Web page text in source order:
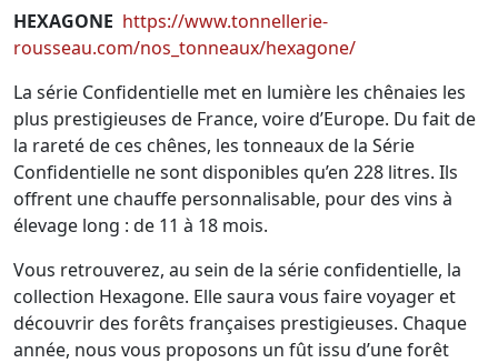
HEXAGONE https://www.tonnellerie-
rousseau.com/nos_tonneaux/hexagone/
La série Confidentielle met en lumière les chênaies les
plus prestigieuses de France, voire d’Europe. Du fait de
la rareté de ces chênes, les tonneaux de la Série
Confidentielle ne sont disponibles qu’en 228 litres. Ils
offrent une chauffe personnalisable, pour des vins à
élevage long : de 11 à 18 mois.
Vous retrouverez, au sein de la série confidentielle, la
collection Hexagone. Elle saura vous faire voyager et
découvrir des forêts françaises prestigieuses. Chaque
année, nous vous proposons un fût issu d’une forêt